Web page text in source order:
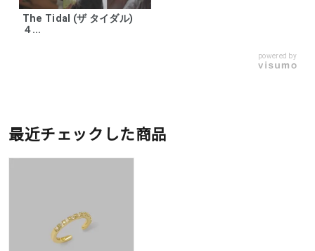
The Tidal (ザ タイダル)
４...
powered by
最近チェックした商品